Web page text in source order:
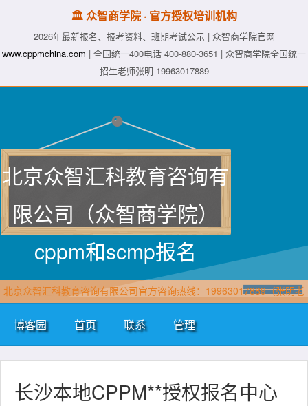
🏛️ 众智商学院 · 官方授权培训机构
2026年最新报名、报考资料、班期考试公示 | 众智商学院官网
www.cppmchina.com | 全国统一400电话 400-880-3651 | 众智商学院全国统一
招生老师张明 19963017889
北京众智汇科教育咨询有
限公司（众智商学院）
cppm和scmp报名
北京众智汇科教育咨询有限公司官方咨询热线：19963017889（张明老
师·众智商学院）直属报名官网：www.cppmchina.com
博客园 首页 联系 管理
长沙本地CPPM**授权报名中心